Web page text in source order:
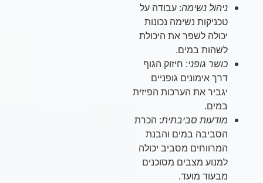
ניהול נשימה: עבודה על
טכניקות נשימה נכונות
יכולה לשפר את היכולת
לשהות במים.
כושר גופני: חיזוק הגוף
דרך אימונים גופניים
יגביר את הערכות הפיזית
במים.
מודעות סביבתית: הכרת
הסביבה במים והבנת
המרווחים מסביב יכולה
למנוע מצבים מסוכנים
מבעוד מועד.